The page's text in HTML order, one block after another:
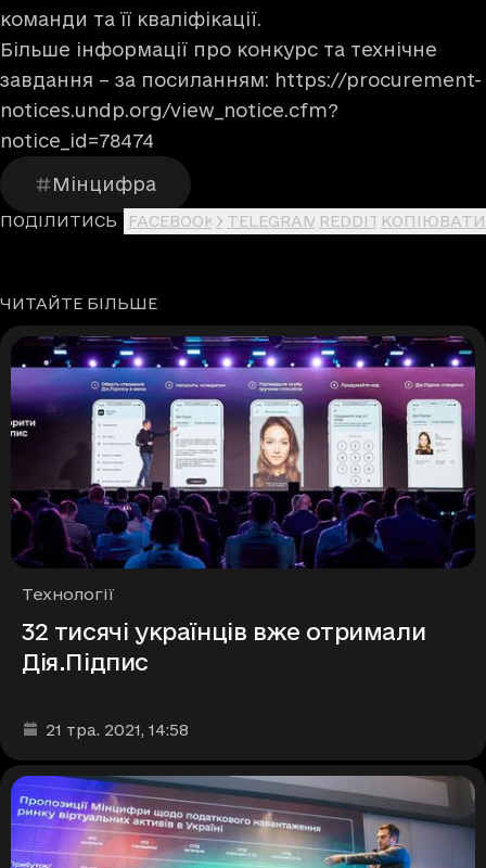
команди та її кваліфікації.
Більше інформації про конкурс та технічне
завдання – за посиланням: https://procurement-
notices.undp.org/view_notice.cfm?
notice_id=78474
Мінцифра
ПОДІЛИТИСЬ FACEBOOK X TELEGRAM REDDIT КОПІЮВАТИ
ЧИТАЙТЕ БІЛЬШЕ
Рубрики
Технології
32 тисячі українців вже отримали
Дія.Підпис
Дата та час публікації
21 тра. 2021, 14:58